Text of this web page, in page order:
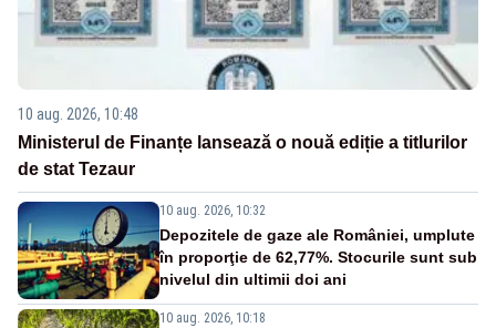
10 aug. 2026, 10:48
Ministerul de Finanțe lansează o nouă ediție a titlurilor
de stat Tezaur
10 aug. 2026, 10:32
Depozitele de gaze ale României, umplute
în proporţie de 62,77%. Stocurile sunt sub
nivelul din ultimii doi ani
10 aug. 2026, 10:18